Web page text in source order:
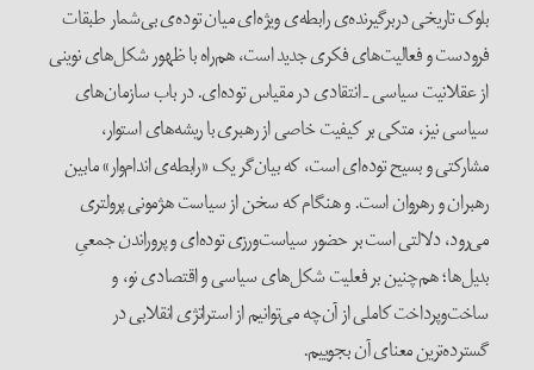
بلوک تاریخی دربرگیرنده‌ی رابطه‌ی ویژه‌ای میان توده‌ی بی‌شمار طبقات
فرودست و فعالیت‌های فکری جدید است، هم‌راه با ظهور شکل‌های نوینی
از عقلانیت سیاسی ـ انتقادی در مقیاس توده‌ای. در باب سازمان‌های
سیاسی نیز، متکی بر کیفیت خاصی از رهبری با ریشه‌های استوار،
مشارکتی و بسیح توده‌ای است، که بیان‌گر یک «رابطه‌ی اندام‌وار» مابین
رهبران و رهروان است. و هنگام که سخن از سیاست هژمونی پرولتری
می‌رود، دلالتی است بر حضور سیاست‌ورزی توده‌ای و پروراندن جمعیِ
بدیل‌ها؛ هم‌چنین بر فعلیت شکل‌های سیاسی و اقتصادی نو، و
ساخت‌وپرداخت کاملی از آن‌چه می‌توانیم از استراتژی انقلابی در
گسترده‌ترین معنای آن بجوییم.